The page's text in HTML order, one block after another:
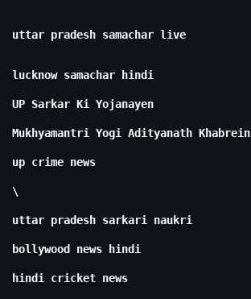
uttar pradesh samachar live
lucknow samachar hindi
UP Sarkar Ki Yojanayen
Mukhyamantri Yogi Adityanath Khabrein
up crime news
\
uttar pradesh sarkari naukri
bollywood news hindi
hindi cricket news